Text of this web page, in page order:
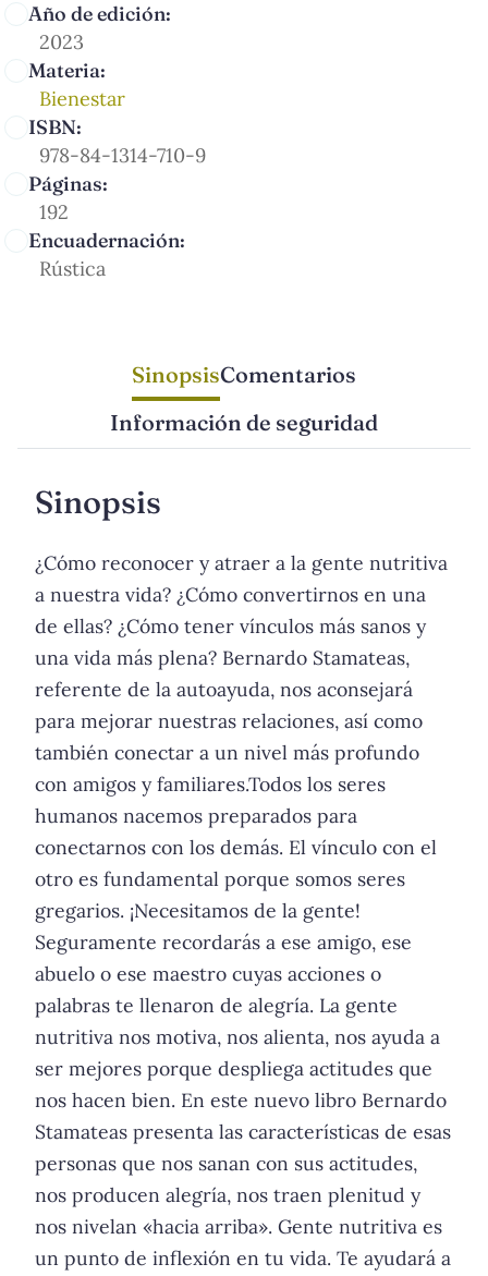
Año de edición:
2023
Materia:
Bienestar
ISBN:
978-84-1314-710-9
Páginas:
192
Encuadernación:
Rústica
SinopsisComentarios
Información de seguridad
Sinopsis
¿Cómo reconocer y atraer a la gente nutritiva
a nuestra vida? ¿Cómo convertirnos en una
de ellas? ¿Cómo tener vínculos más sanos y
una vida más plena? Bernardo Stamateas,
referente de la autoayuda, nos aconsejará
para mejorar nuestras relaciones, así como
también conectar a un nivel más profundo
con amigos y familiares.Todos los seres
humanos nacemos preparados para
conectarnos con los demás. El vínculo con el
otro es fundamental porque somos seres
gregarios. ¡Necesitamos de la gente!
Seguramente recordarás a ese amigo, ese
abuelo o ese maestro cuyas acciones o
palabras te llenaron de alegría. La gente
nutritiva nos motiva, nos alienta, nos ayuda a
ser mejores porque despliega actitudes que
nos hacen bien. En este nuevo libro Bernardo
Stamateas presenta las características de esas
personas que nos sanan con sus actitudes,
nos producen alegría, nos traen plenitud y
nos nivelan «hacia arriba». Gente nutritiva es
un punto de inflexión en tu vida. Te ayudará a